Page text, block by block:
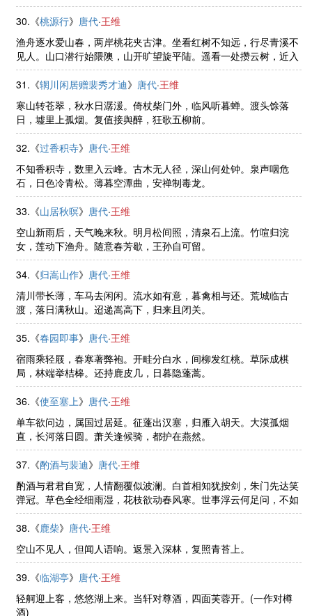
30.《桃源行》 唐代·王维
渔舟逐水爱山春，两岸桃花夹古津。坐看红树不知远，行尽青溪不
见人。山口潜行始隈隩，山开旷望旋平陆。遥看一处攒云树，近入
千家散花竹。樵客初传汉姓名，居人未改秦衣服。居人共住武陵
源，还从物外起田园。月明松下 ......
31.《辋川闲居赠裴秀才迪》 唐代·王维
寒山转苍翠，秋水日潺湲。倚杖柴门外，临风听暮蝉。渡头馀落
日，墟里上孤烟。复值接舆醉，狂歌五柳前。
32.《过香积寺》 唐代·王维
不知香积寺，数里入云峰。古木无人径，深山何处钟。泉声咽危
石，日色冷青松。薄暮空潭曲，安禅制毒龙。
33.《山居秋暝》 唐代·王维
空山新雨后，天气晚来秋。明月松间照，清泉石上流。竹喧归浣
女，莲动下渔舟。随意春芳歇，王孙自可留。
34.《归嵩山作》 唐代·王维
清川带长薄，车马去闲闲。流水如有意，暮禽相与还。荒城临古
渡，落日满秋山。迢递嵩高下，归来且闭关。
35.《春园即事》 唐代·王维
宿雨乘轻屐，春寒著弊袍。开畦分白水，间柳发红桃。草际成棋
局，林端举桔槔。还持鹿皮几，日暮隐蓬蒿。
36.《使至塞上》 唐代·王维
单车欲问边，属国过居延。征蓬出汉塞，归雁入胡天。大漠孤烟
直，长河落日圆。萧关逢候骑，都护在燕然。
37.《酌酒与裴迪》 唐代·王维
酌酒与君君自宽，人情翻覆似波澜。白首相知犹按剑，朱门先达笑
弹冠。草色全经细雨湿，花枝欲动春风寒。世事浮云何足问，不如
高卧且加餐。
38.《鹿柴》 唐代·王维
空山不见人，但闻人语响。返景入深林，复照青苔上。
39.《临湖亭》 唐代·王维
轻舸迎上客，悠悠湖上来。当轩对尊酒，四面芙蓉开。(一作对樽
酒)